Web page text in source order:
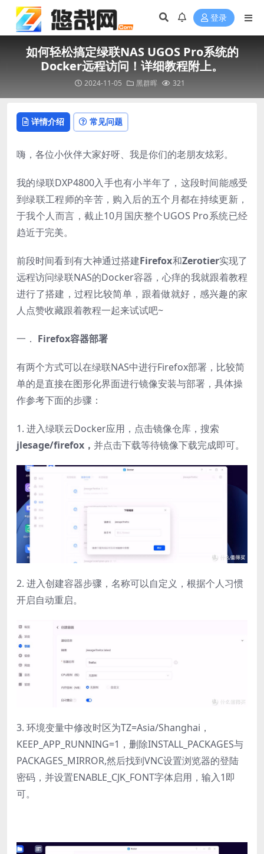
登录
如何轻松搞定绿联NAS UGOS Pro系统的
Docker远程访问！详细教程附上。
2024-11-05 黑群晖 321
详情介绍 常见问题
嗨，各位小伙伴大家好呀、我是你们的老朋友炫彩。
我的绿联DXP4800入手也有小半年了，这段时间能感受
到绿联工程师的辛苦，购入后的五个月都在持续更新，
于我个人而言，截止10月国庆整个UGOS Pro系统已经
趋近于完美。
前段时间看到有大神通过搭建Firefox和Zerotier实现了
远程访问绿联NAS的Docker容器，心痒的我就跟着教程
进行了搭建，过程比较简单，跟着做就好，感兴趣的家
人点赞收藏跟着教程一起来试试吧~
一． Firefox容器部署
有两个方式可以在绿联NAS中进行Firefox部署，比较简
单的是直接在图形化界面进行镜像安装与部署，具体操
作参考下面的步骤：
1. 进入绿联云Docker应用，点击镜像仓库，搜索
jlesage/firefox， 并点击下载等待镜像下载完成即可。
2. 进入创建容器步骤，名称可以自定义，根据个人习惯
开启自动重启。
3. 环境变量中修改时区为TZ=Asia/Shanghai，
KEEP_APP_RUNNING=1，删除INSTALL_PACKAGES与
PACKAGES_MIRROR,然后找到VNC设置浏览器的登陆
密码，并设置ENABLE_CJK_FONT字体启用，输入1即
可。